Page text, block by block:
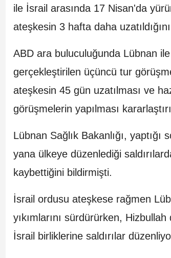
ile İsrail arasında 17 Nisan'da
ateşkesin 3 hafta daha
ABD ara buluculuğunda Lübnan
gerçekleştirilen üçüncü tur
ateşkesin 45 gün uzatılması ve
görüşmelerin yapılması
Lübnan Sağlık Bakanlığı,
yana ülkeye düzenlediği
kaybettiğini bildirmişti.
İsrail ordusu ateşkese rağmen
yıkımlarını sürdürürken,
İsrail birliklerine saldırılar